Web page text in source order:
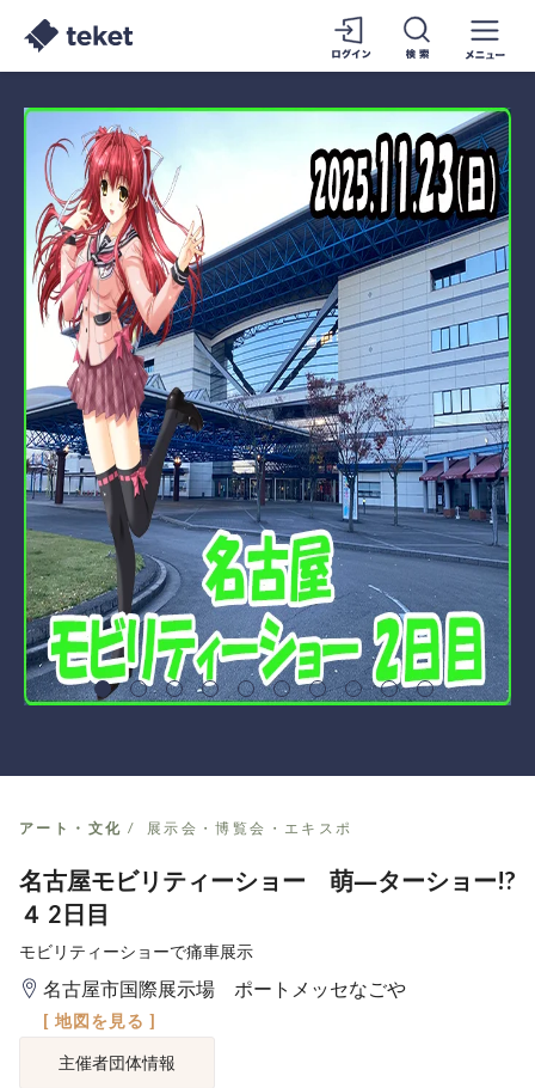
アート・文化 展示会・博覧会・エキスポ
名古屋モビリティーショー 萌―ターショー!?
４ 2日目
モビリティーショーで痛車展示
名古屋市国際展示場 ポートメッセなごや
[ 地図を見る ]
主催者団体情報